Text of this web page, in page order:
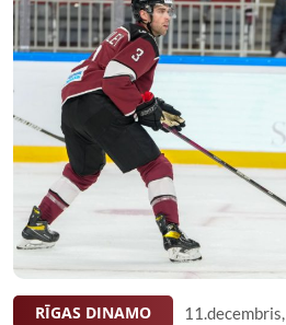
RĪGAS DINAMO 11.decembris,